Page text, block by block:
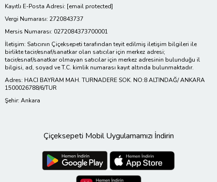
Kayıtlı E-Posta Adresi: [email protected]
Vergi Numarası: 2720843737
Mersis Numarası: 0272084373700001
İletişim: Satıcının Çiçeksepeti tarafından teyit edilmiş iletişim bilgileri ile
birlikte tacir/esnaf/sanatkar olan satıcılar için merkez adresi;
tacir/esnaf/sanatkar olmayan satıcılar için merkez adresinin bulunduğu il
bilgisi, ad, soyad ve T.C. kimlik numarası kayıt altında bulunmaktadır.
Adres: HACI BAYRAM MAH. TURNADERE SOK. NO:8 ALTINDAĞ/ ANKARA
1500026788/6/TUR
Şehir: Ankara
Çiçeksepeti Mobil Uygulamamızı İndirin